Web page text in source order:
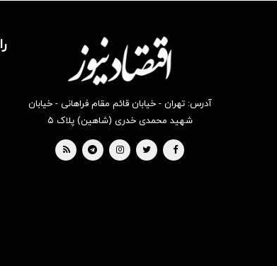
آدرس: تهران - خیابان قائم مقام فراهانی - خیابان
شهید محمدی خدری (شاهین) پلاک ۵